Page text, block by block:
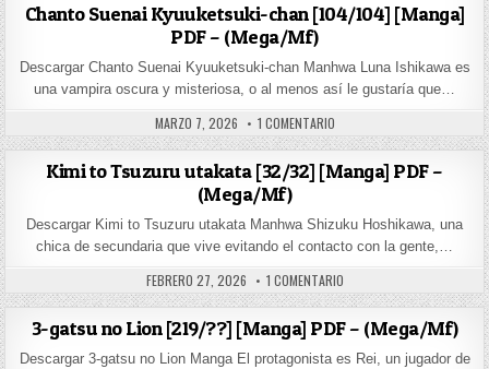
Chanto Suenai Kyuuketsuki-chan [104/104] [Manga]
PDF – (Mega/Mf)
Descargar Chanto Suenai Kyuuketsuki-chan Manhwa Luna Ishikawa es
una vampira oscura y misteriosa, o al menos así le gustaría que…
PUBLISHED DATE:
MARZO 7, 2026 1 COMENTARIOEN CHANTO SUENAI
Kimi to Tsuzuru utakata [32/32] [Manga] PDF –
(Mega/Mf)
Descargar Kimi to Tsuzuru utakata Manhwa Shizuku Hoshikawa, una
chica de secundaria que vive evitando el contacto con la gente,…
PUBLISHED DATE:
FEBRERO 27, 2026 1 COMENTARIOEN KIMI TO TSUZURU
3-gatsu no Lion [219/??] [Manga] PDF – (Mega/Mf)
Descargar 3-gatsu no Lion Manga El protagonista es Rei, un jugador de